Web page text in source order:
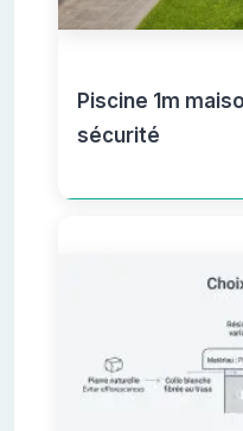
Piscine 1m
sécurité